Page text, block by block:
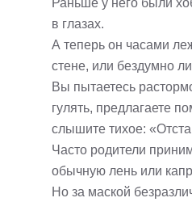
Раньше у него были
в глазах.
А теперь он часами
стене, или бездумно
Вы пытаетесь
гулять, предлагаете
слышите тихое:
Часто родители
обычную лень или
Но за маской